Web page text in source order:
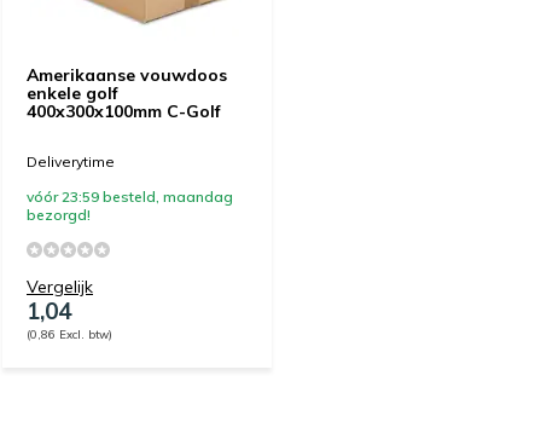
Amerikaanse vouwdoos
enkele golf
400x300x100mm C-Golf
Deliverytime
vóór 23:59 besteld, maandag
bezorgd!
Vergelijk
1,04
(0,86 Excl. btw)